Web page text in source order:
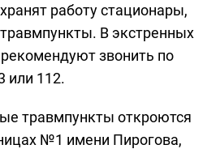
работу стационары,
В экстренных
звонить по
или 112.
травмпункты откроются
№1 имени Пирогова,